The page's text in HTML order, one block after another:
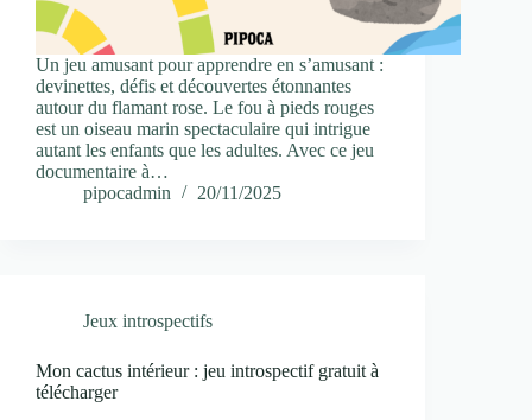
Un jeu amusant pour apprendre en s’amusant :
devinettes, défis et découvertes étonnantes
autour du flamant rose. Le fou à pieds rouges
est un oiseau marin spectaculaire qui intrigue
autant les enfants que les adultes. Avec ce jeu
documentaire à…
pipocadmin
20/11/2025
Jeux introspectifs
Mon cactus intérieur : jeu introspectif gratuit à
télécharger